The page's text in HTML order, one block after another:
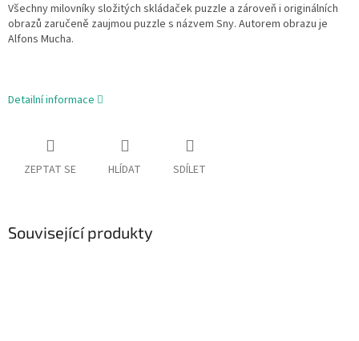
Všechny milovníky složitých skládaček puzzle a zároveň i originálních
obrazů zaručeně zaujmou puzzle s názvem Sny. Autorem obrazu je
Alfons Mucha.
Detailní informace
ZEPTAT SE HLÍDAT SDÍLET
Související produkty